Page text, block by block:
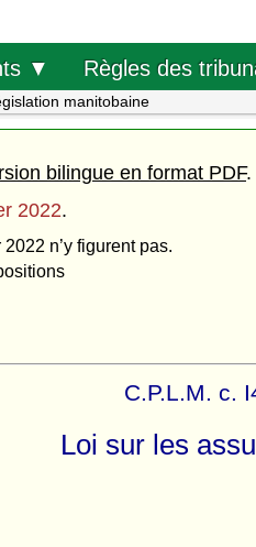
▼ Règles des
manitobaine
bilingue en format PDF.
2022.
n’y figurent pas.
C.P.L.M. c.
Loi sur les